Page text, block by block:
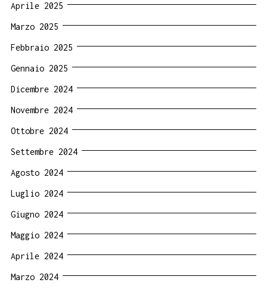
Aprile 2025
Marzo 2025
Febbraio 2025
Gennaio 2025
Dicembre 2024
Novembre 2024
Ottobre 2024
Settembre 2024
Agosto 2024
Luglio 2024
Giugno 2024
Maggio 2024
Aprile 2024
Marzo 2024